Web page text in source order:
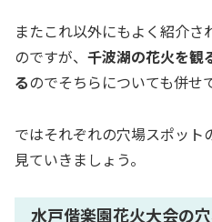
またこれ以外にもよく紹介
のですが、 千波湖の花火を観
るのでそちらについても併せ
ではそれぞれの穴場スポット
見ていきましょう。
水戸偕楽園花火大会の